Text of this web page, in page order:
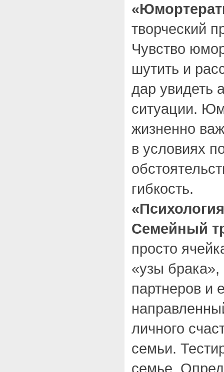
творческий
Чувство
шутить и
дар увидеть
ситуации.
жизненно
в условиях
гибкость.
Семейный
просто
«узы
партнеров и
личного
семьи.
семье.